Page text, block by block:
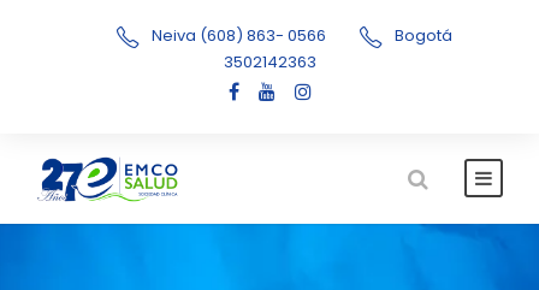
Neiva (608) 863- 0566
Bogotá
3502142363